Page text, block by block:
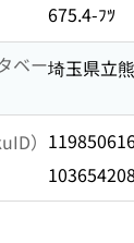
675.4-ﾌﾂ
ベー埼玉県立
）
103654208